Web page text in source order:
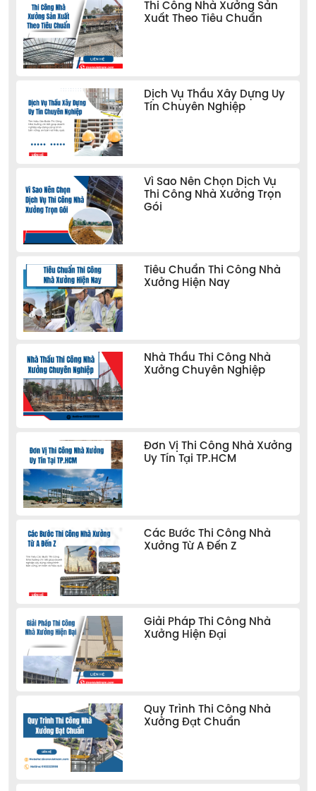
Thi Công Nhà Xưởng Sản
Xuất Theo Tiêu Chuẩn
Dịch Vụ Thầu Xây Dựng Uy
Tín Chuyên Nghiệp
Vì Sao Nên Chọn Dịch Vụ
Thi Công Nhà Xưởng Trọn
Gói
Tiêu Chuẩn Thi Công Nhà
Xưởng Hiện Nay
Nhà Thầu Thi Công Nhà
Xưởng Chuyên Nghiệp
Đơn Vị Thi Công Nhà Xưởng
Uy Tín Tại TP.HCM
Các Bước Thi Công Nhà
Xưởng Từ A Đến Z
Giải Pháp Thi Công Nhà
Xưởng Hiện Đại
Quy Trình Thi Công Nhà
Xưởng Đạt Chuẩn